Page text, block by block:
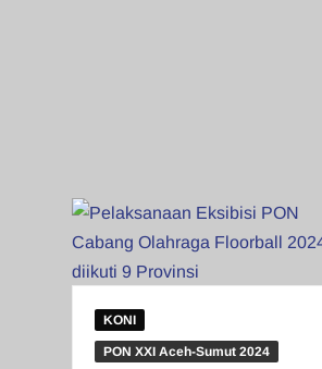
KONI
PON XXI Aceh-Sumut 2024